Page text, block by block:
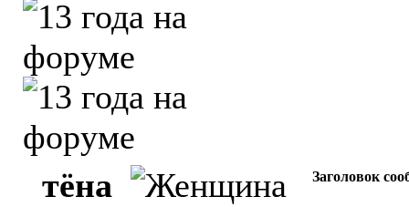
тёна Заголовок